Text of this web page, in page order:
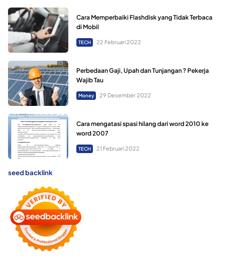
Cara Memperbaiki Flashdisk yang Tidak Terbaca
di Mobil
TECH 22 Februari 2022
Perbedaan Gaji, Upah dan Tunjangan ? Pekerja
Wajib Tau
Money 29 Desember 2022
Cara mengatasi spasi hilang dari word 2010 ke
word 2007
TECH 21 Februari 2022
seed backlink